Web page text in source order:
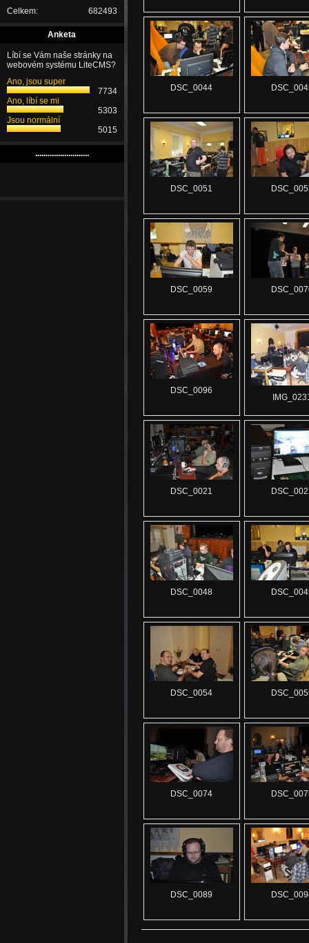
Celkem:
682493
Anketa
Líbí se Vám naše stránky na
webovém systému LiteCMS?
Ano, jsou super
7734
Ano, líbí se mi
5303
Jsou normální
5015
..........................
DSC_0044
DSC_0051
DSC_0059
DSC_0096
DSC_0021
DSC_0048
DSC_0054
DSC_0074
DSC_0089